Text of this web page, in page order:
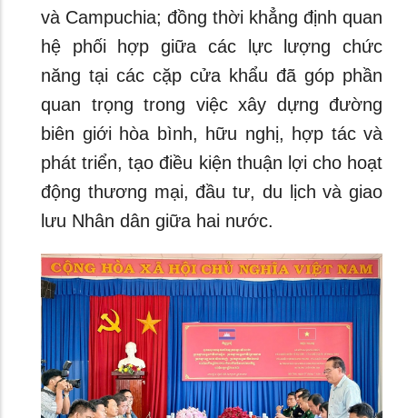
và Campuchia; đồng thời khẳng định quan
hệ phối hợp giữa các lực lượng chức
năng tại các cặp cửa khẩu đã góp phần
quan trọng trong việc xây dựng đường
biên giới hòa bình, hữu nghị, hợp tác và
phát triển, tạo điều kiện thuận lợi cho hoạt
động thương mại, đầu tư, du lịch và giao
lưu Nhân dân giữa hai nước.